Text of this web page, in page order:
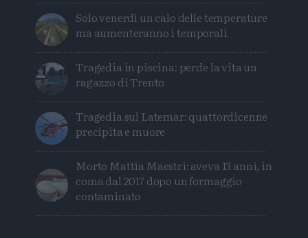
Solo venerdì un calo delle temperature
ma aumenteranno i temporali
Tragedia in piscina: perde la vita un
ragazzo di Trento
Tragedia sul Latemar: quattordicenne
precipita e muore
Morto Mattia Maestri: aveva 13 anni, in
coma dal 2017 dopo un formaggio
contaminato